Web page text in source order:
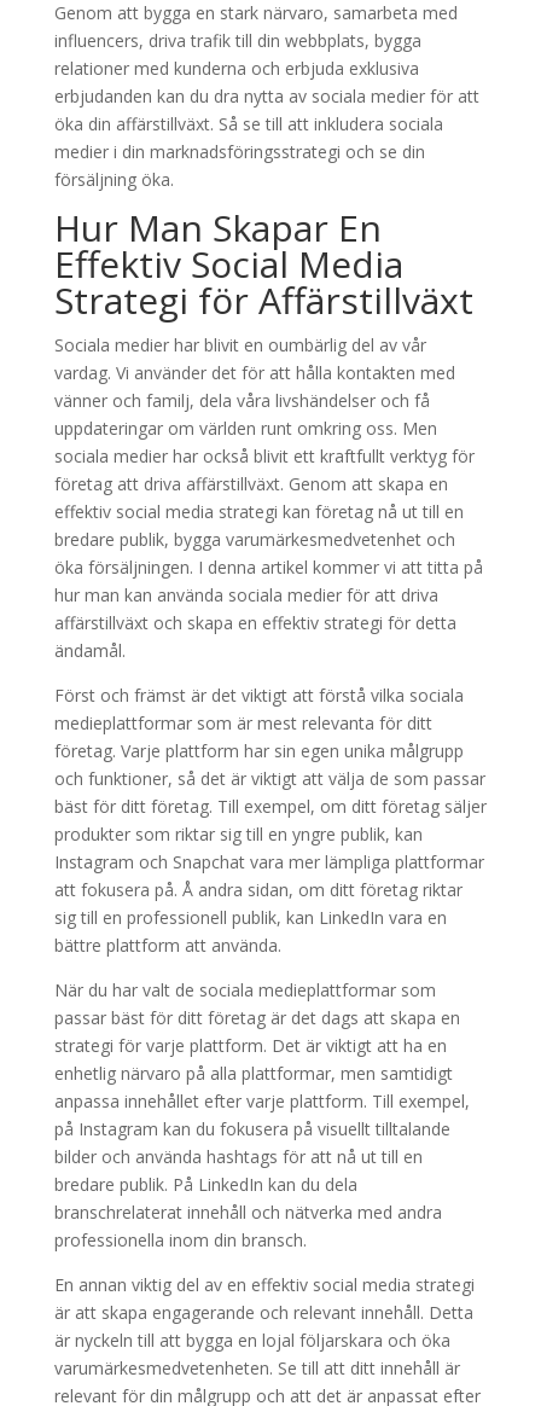
Genom att bygga en stark närvaro, samarbeta med
influencers, driva trafik till din webbplats, bygga
relationer med kunderna och erbjuda exklusiva
erbjudanden kan du dra nytta av sociala medier för att
öka din affärstillväxt. Så se till att inkludera sociala
medier i din marknadsföringsstrategi och se din
försäljning öka.
Hur Man Skapar En
Effektiv Social Media
Strategi för Affärstillväxt
Sociala medier har blivit en oumbärlig del av vår
vardag. Vi använder det för att hålla kontakten med
vänner och familj, dela våra livshändelser och få
uppdateringar om världen runt omkring oss. Men
sociala medier har också blivit ett kraftfullt verktyg för
företag att driva affärstillväxt. Genom att skapa en
effektiv social media strategi kan företag nå ut till en
bredare publik, bygga varumärkesmedvetenhet och
öka försäljningen. I denna artikel kommer vi att titta på
hur man kan använda sociala medier för att driva
affärstillväxt och skapa en effektiv strategi för detta
ändamål.
Först och främst är det viktigt att förstå vilka sociala
medieplattformar som är mest relevanta för ditt
företag. Varje plattform har sin egen unika målgrupp
och funktioner, så det är viktigt att välja de som passar
bäst för ditt företag. Till exempel, om ditt företag säljer
produkter som riktar sig till en yngre publik, kan
Instagram och Snapchat vara mer lämpliga plattformar
att fokusera på. Å andra sidan, om ditt företag riktar
sig till en professionell publik, kan LinkedIn vara en
bättre plattform att använda.
När du har valt de sociala medieplattformar som
passar bäst för ditt företag är det dags att skapa en
strategi för varje plattform. Det är viktigt att ha en
enhetlig närvaro på alla plattformar, men samtidigt
anpassa innehållet efter varje plattform. Till exempel,
på Instagram kan du fokusera på visuellt tilltalande
bilder och använda hashtags för att nå ut till en
bredare publik. På LinkedIn kan du dela
branschrelaterat innehåll och nätverka med andra
professionella inom din bransch.
En annan viktig del av en effektiv social media strategi
är att skapa engagerande och relevant innehåll. Detta
är nyckeln till att bygga en lojal följarskara och öka
varumärkesmedvetenheten. Se till att ditt innehåll är
relevant för din målgrupp och att det är anpassat efter